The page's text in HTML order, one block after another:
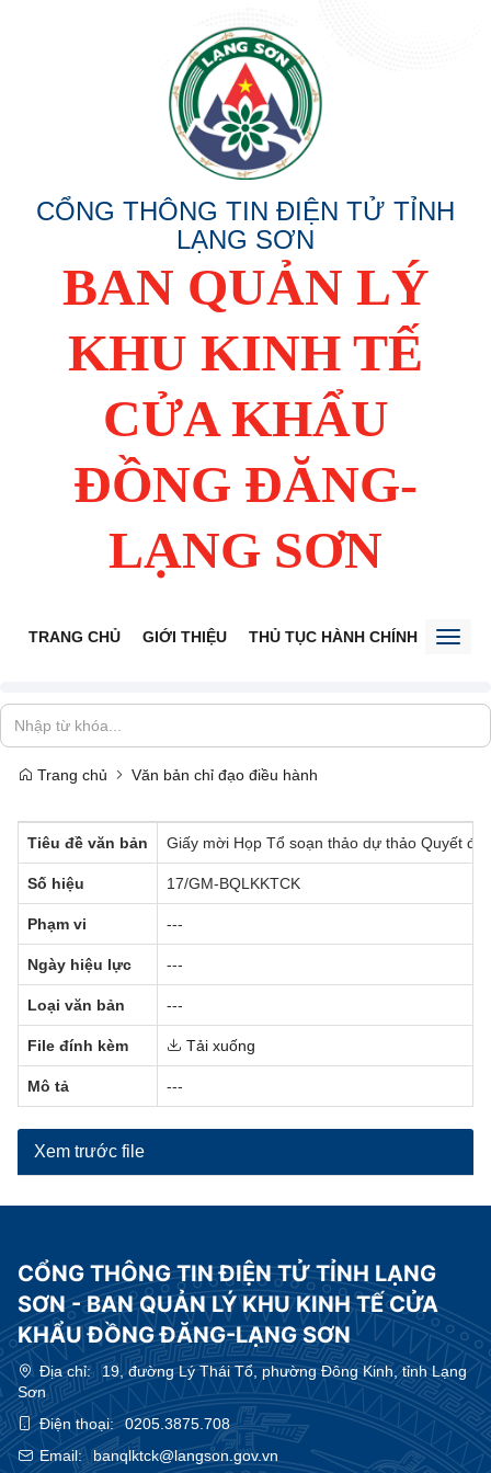
CỔNG THÔNG TIN ĐIỆN TỬ TỈNH
LẠNG SƠN
BAN QUẢN LÝ
KHU KINH TẾ
CỬA KHẨU
ĐỒNG ĐĂNG-
LẠNG SƠN
TRANG CHỦ GIỚI THIỆU THỦ TỤC HÀNH CHÍNH TIẾP
Trang chủ Văn bản chỉ đạo điều hành
Tiêu đề văn bản Giấy mời Họp Tổ soạn thảo dự thảo Quyết
Số hiệu 17/GM-BQLKKTCK
Phạm vi ---
Ngày hiệu lực ---
Loại văn bản ---
File đính kèm Tải xuống
Mô tả ---
Xem trước file
CỔNG THÔNG TIN ĐIỆN TỬ TỈNH LẠNG
SƠN - BAN QUẢN LÝ KHU KINH TẾ CỬA
KHẨU ĐỒNG ĐĂNG-LẠNG SƠN
Địa chỉ:
19, đường Lý Thái Tổ, phường Đông Kinh, tỉnh Lạng
Sơn
Điện thoại:
0205.3875.708
Email:
banqlktck@langson.gov.vn